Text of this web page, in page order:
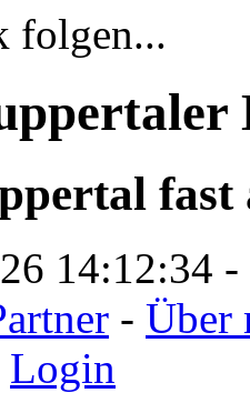
folgen...
fast
14:12:34 -
- Über
Login